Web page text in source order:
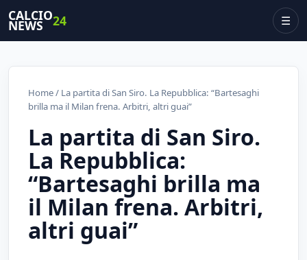
CALCIO
NEWS 24 ☰
Home/ La partita di San Siro. La Repubblica: “Bartesaghi
brilla ma il Milan frena. Arbitri, altri guai”
La partita di San Siro.
La Repubblica:
“Bartesaghi brilla ma
il Milan frena. Arbitri,
altri guai”